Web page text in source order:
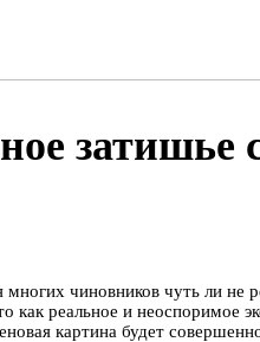
затишье
чиновников чуть ли
как реальное и
картина будет